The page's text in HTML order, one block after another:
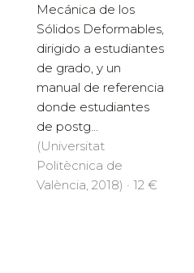
Mecánica de los
Sólidos Deformables,
dirigido a estudiantes
de grado, y un
manual de referencia
donde estudiantes
de postg...
(Universitat
Politècnica de
València, 2018) · 12 €